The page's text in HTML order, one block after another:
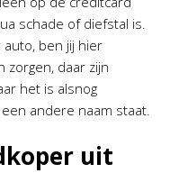
schade of diefstal is.
auto, ben jij hier
zorgen, daar zijn
het is alsnog
andere naam staat.
uit